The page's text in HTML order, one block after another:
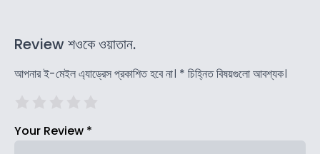
Review শওকে ওয়াতান.
আপনার ই-মেইল এ্যাড্রেস প্রকাশিত হবে না। * চিহ্নিত বিষয়গুলো আবশ্যক।
Your Review *